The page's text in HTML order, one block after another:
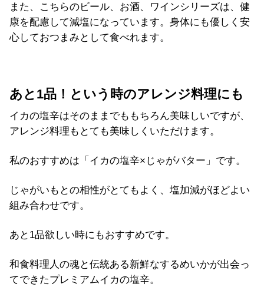
また、こちらのビール、お酒、ワインシリーズは、健
康を配慮して減塩になっています。身体にも優しく安
心しておつまみとして食べれます。
あと1品！という時のアレンジ料理にも
イカの塩辛はそのままでももちろん美味しいですが、
アレンジ料理もとても美味しくいただけます。
私のおすすめは「イカの塩辛×じゃがバター」です。
じゃがいもとの相性がとてもよく、塩加減がほどよい
組み合わせです。
あと1品欲しい時にもおすすめです。
和食料理人の魂と伝統ある新鮮なするめいかが出会っ
てできたプレミアムイカの塩辛。